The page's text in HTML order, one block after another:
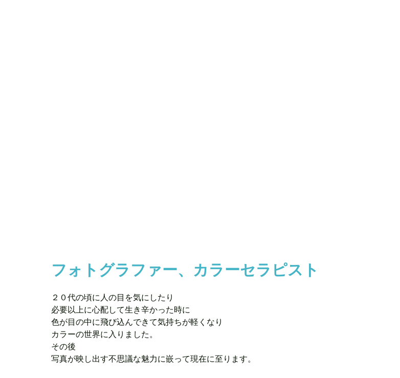
フォトグラファー、カラーセラピスト
２０代の頃に人の目を気にしたり
必要以上に心配して生き辛かった時に
色が目の中に飛び込んできて気持ちが軽くなり
カラーの世界に入りました。
その後
写真が映し出す不思議な魅力に嵌って現在に至ります。